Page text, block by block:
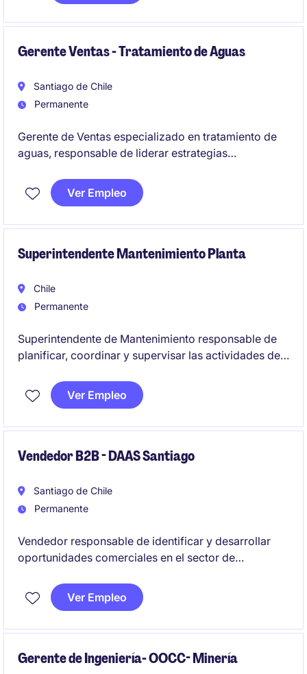
Gerente Ventas - Tratamiento de Aguas
Santiago de Chile
Permanente
Gerente de Ventas especializado en tratamiento de
aguas, responsable de liderar estrategias
sector minero e industrial. Se busca un perfil con
enfoque en el desarrollo de soluciones, experiencia
Ver Empleo
Superintendente Mantenimiento Planta
Chile
Permanente
Superintendente de Mantenimiento responsable de
planificar, coordinar y supervisar las actividades de
la operatividad de los equipos y la continuidad de las
operaciones. Se busca un perfil con experiencia en el
Ver Empleo
Vendedor B2B - DAAS Santiago
Santiago de Chile
Permanente
Vendedor responsable de identificar y desarrollar
oportunidades comerciales en el sector de
busca un perfil con orientación a resultados y
habilidades para fortalecer relaciones con clientes.
Ver Empleo
Gerente de Ingeniería- OOCC- Minería